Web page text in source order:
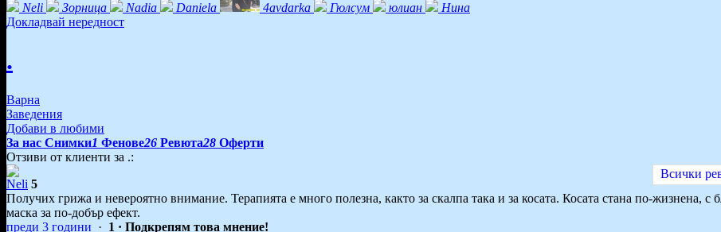
Neli Зорница Nadia Daniela 4avdarka Гюлсум юлиан
Нина
Докладвай нередност
.
Варна
Заведения
Добави в любими
За нас Снимки1 Фенове26 Ревюта28 Оферти
Отзиви от клиенти за .:
Всички
Neli 5
Получих грижа и невероятно внимание. Терапията е много полезна, както за скалпа така и за косата. Косата стана по-жизнена,
маска за по-добър ефект.
преди 3 години · 1 · Подкрепям това мнение!